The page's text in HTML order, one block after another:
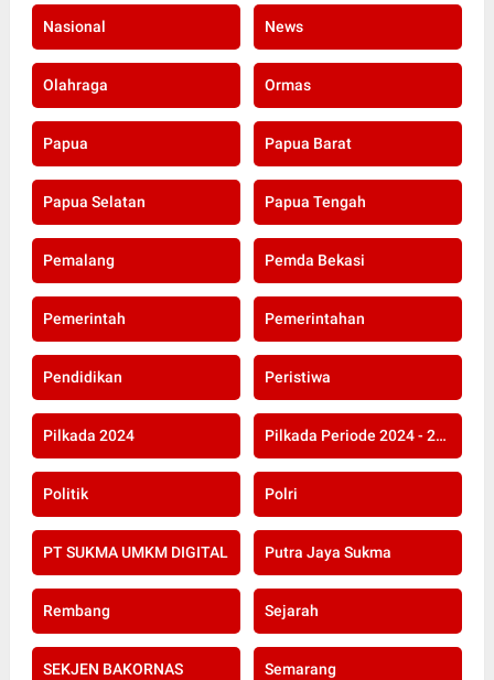
Nasional News
Olahraga Ormas
Papua Papua Barat
Papua Selatan Papua Tengah
Pemalang Pemda Bekasi
Pemerintah Pemerintahan
Pendidikan Peristiwa
Pilkada 2024 Pilkada Periode 2024 - 2029
Politik Polri
PT SUKMA UMKM DIGITAL Putra Jaya Sukma
Rembang Sejarah
SEKJEN BAKORNAS Semarang